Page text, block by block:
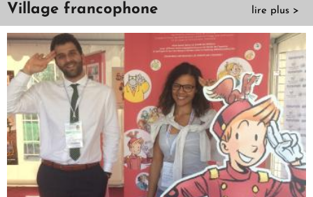
Village francophone lire plus >